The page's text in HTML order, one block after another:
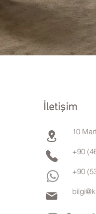
İletişim
10
+90
+90